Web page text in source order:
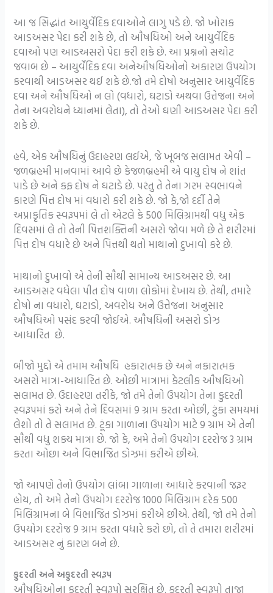
આ જ સિદ્ધાંત આયુર્વેદિક દવાઓને લાગુ પડે છે. જો ખોરાક
આડઅસર પેદા કરી શકે છે, તો ઔષધિઓ અને આયુર્વેદિક
દવાઓ પણ આડઅસરો પેદા કરી શકે છે. આ પ્રશ્નનો સચોટ
જવાબ છે – આયુર્વેદિક દવા અનેઔષધિઓનો અકારણ ઉપયોગ
કરવાથી આડઅસર થઈ શકે છે.જો તમે દોષો અનુસાર આયુર્વેદિક
દવા અને ઔષધિઓ ન લો (વધારો, ઘટાડો અથવા ઉત્તેજના અને
તેના અવરોધને ધ્યાનમાં લેતા), તો તેઓ ઘણી આડઅસર પેદા કરી
શકે છે.
હવે, એક ઔષધિનું ઉદાહરણ લઈએ, જે ખૂબજ સલામત એવી –
જળબ્રહમી માનવામાં આવે છે કેજળબ્રહમી એ વાયુ દોષ ને શાંત
પાડે છે અને કફ દોષ ને ઘટાડે છે. પરંતુ તે તેના ગરમ સ્વભાવને
કારણે પિત્ત દોષ માં વધારો કરી શકે છે. જો કે,જો દર્દી તેને
અપ્રાકૃતિક સ્વરૂપમાં લે તો એટલે કે 500 મિલિગ્રામથી વધુ એક
દિવસમાં લે તો તેની પિત્તશક્તિની અસરો જોવા મળે છે તે શરીરમાં
પિત્ત દોષ વધારે છે અને પિત્તથી થતો માથાનો દુખાવો કરે છે.
માથાનો દુખાવો એ તેની સૌથી સામાન્ય આડઅસર છે. આ
આડઅસર વધેલા પીત દોષ વાળા લોકોમાં દેખાય છે. તેથી, તમારે
દોષો ના વધારો, ઘટાડો, અવરોધ અને ઉત્તેજના અનુસાર
ઔષધિઓ પસંદ કરવી જોઈએ. ઔષધિની અસરો ડોઝ
આધારિત છે.
બીજો મુદ્દો એ તમામ ઔષધિ હકારાત્મક છે અને નકારાત્મક
અસરો માત્રા-આધારિત છે. ઓછી માત્રામાં કેટલીક ઔષધિઓ
સલામત છે. ઉદાહરણ તરીકે, જો તમે તેનો ઉપયોગ તેના કુદરતી
સ્વરૂપમાં કરો અને તેને દિવસમાં 9 ગ્રામ કરતા ઓછી, ટુંકા સમયમાં
લેશો તો તે સલામત છે. ટૂંકા ગાળાના ઉપયોગ માટે 9 ગ્રામ એ તેની
સૌથી વધુ શક્ય માત્રા છે. જો કે, અમે તેનો ઉપયોગ દરરોજ 3 ગ્રામ
કરતા ઓછા અને વિભાજિત ડોઝમાં કરીએ છીએ.
જો આપણે તેનો ઉપયોગ લાંબા ગાળાના આધારે કરવાની જરૂર
હોય, તો અમે તેનો ઉપયોગ દરરોજ 1000 મિલિગ્રામ દરેક 500
મિલિગ્રામના બે વિભાજિત ડોઝમાં કરીએ છીએ. તેથી, જો તમે તેનો
ઉપયોગ દરરોજ 9 ગ્રામ કરતા વધારે કરો છો, તો તે તમારા શરીરમાં
આડઅસર નું કારણ બને છે.
કુદરતી અને અકુદરતી સ્વરૂપ
ઔષધિઓના કુદરતી સ્વરૂપો સુરક્ષિત છે. કુદરતી સ્વરૂપો તાજા